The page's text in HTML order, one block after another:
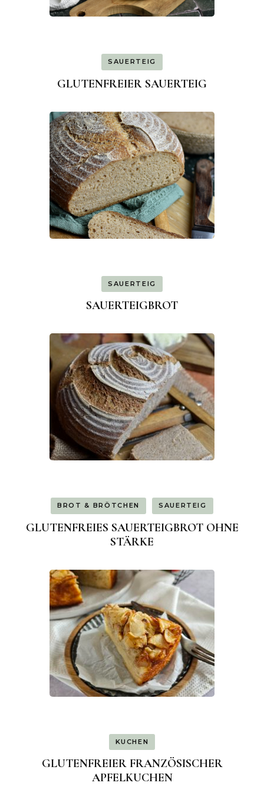
SAUERTEIG
GLUTENFREIER SAUERTEIG
SAUERTEIG
SAUERTEIGBROT
BROT & BRÖTCHEN SAUERTEIG
GLUTENFREIES SAUERTEIGBROT OHNE
STÄRKE
KUCHEN
GLUTENFREIER FRANZÖSISCHER
APFELKUCHEN